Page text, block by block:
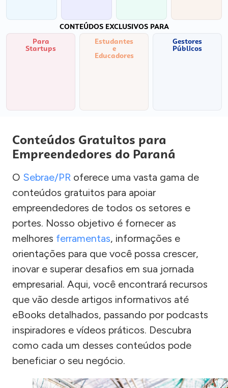
CONTEÚDOS EXCLUSIVOS PARA
Para
Startups
Estudantes
e
Educadores
Gestores
Públicos
Conteúdos Gratuitos para
Empreendedores do Paraná
O Sebrae/PR oferece uma vasta gama de
conteúdos gratuitos para apoiar
empreendedores de todos os setores e
portes. Nosso objetivo é fornecer as
melhores ferramentas, informações e
orientações para que você possa crescer,
inovar e superar desafios em sua jornada
empresarial. Aqui, você encontrará recursos
que vão desde artigos informativos até
eBooks detalhados, passando por podcasts
inspiradores e vídeos práticos. Descubra
como cada um desses conteúdos pode
beneficiar o seu negócio.